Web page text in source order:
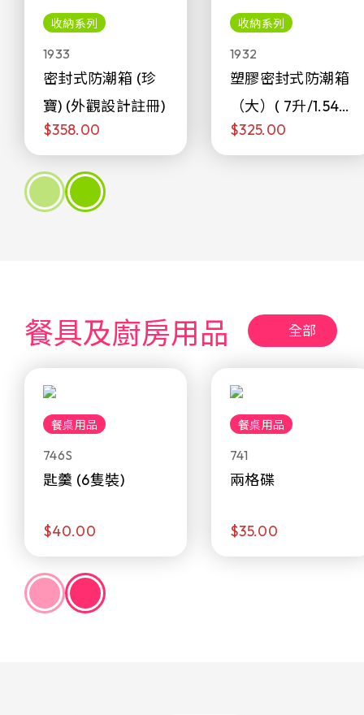
收納系列
1933
密封式防潮箱 (珍
寶) (外觀設計註冊)
$358.00
收納系列
1932
塑膠密封式防潮箱
（大）( 7升/1.54加
侖)
$325.00
餐具及廚房用品 全部
餐桌用品
746S
匙羹 (6隻裝)
$40.00
餐桌用品
741
兩格碟
$35.00